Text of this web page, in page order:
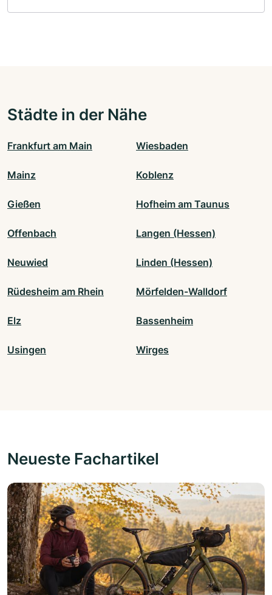
Städte in der Nähe
Frankfurt am Main Wiesbaden
Mainz Koblenz
Gießen Hofheim am Taunus
Offenbach Langen (Hessen)
Neuwied Linden (Hessen)
Rüdesheim am Rhein Mörfelden-Walldorf
Elz Bassenheim
Usingen Wirges
Neueste Fachartikel